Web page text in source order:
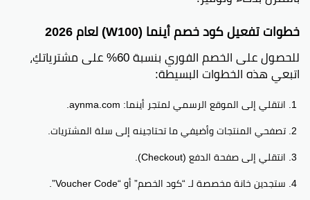
خطوات تفعيل كود خصم أينما (W100) لعام 2026
للحصول على الخصم الفوري بنسبة 60% على مشترياتكِ،
اتبعي هذه الخطوات البسيطة:
انتقلي إلى الموقع الرسمي لمتجر أينما: aynma.com.
تصفحي المنتجات وأضيفي ما تحتاجينه إلى سلة المشتريات.
انتقلي إلى صفحة الدفع (Checkout).
ستجدين خانة مخصصة لـ “كود الخصم” أو “Voucher Code”.